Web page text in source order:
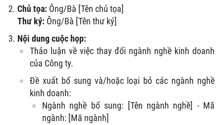
Chủ tọa: Ông/Bà [Tên chủ tọa]
Thư ký: Ông/Bà [Tên thư ký]
Nội dung cuộc họp:
Thảo luận về việc thay đổi ngành nghề kinh doanh
của Công ty.
Đề xuất bổ sung và/hoặc loại bỏ các ngành nghề
kinh doanh:
Ngành nghề bổ sung: [Tên ngành nghề] - Mã
ngành: [Mã ngành]